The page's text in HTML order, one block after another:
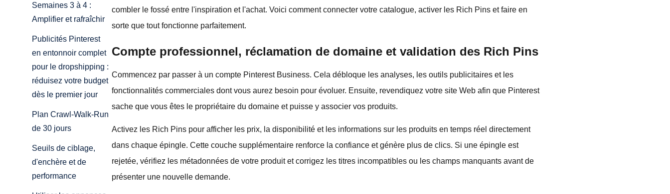
Semaines 3 à 4 :
Amplifier et rafraîchir
Publicités Pinterest
en entonnoir complet
pour le dropshipping :
réduisez votre budget
dès le premier jour
Plan Crawl-Walk-Run
de 30 jours
Seuils de ciblage,
d'enchère et de
performance
combler le fossé entre l'inspiration et l'achat. Voici comment connecter votre catalogue, activer les Rich Pins et faire en
sorte que tout fonctionne parfaitement.
Compte professionnel, réclamation de domaine et validation des Rich Pins
Commencez par passer à un compte Pinterest Business. Cela débloque les analyses, les outils publicitaires et les
fonctionnalités commerciales dont vous aurez besoin pour évoluer. Ensuite, revendiquez votre site Web afin que Pinterest
sache que vous êtes le propriétaire du domaine et puisse y associer vos produits.
Activez les Rich Pins pour afficher les prix, la disponibilité et les informations sur les produits en temps réel directement
dans chaque épingle. Cette couche supplémentaire renforce la confiance et génère plus de clics. Si une épingle est
rejetée, vérifiez les métadonnées de votre produit et corrigez les titres incompatibles ou les champs manquants avant de
présenter une nouvelle demande.